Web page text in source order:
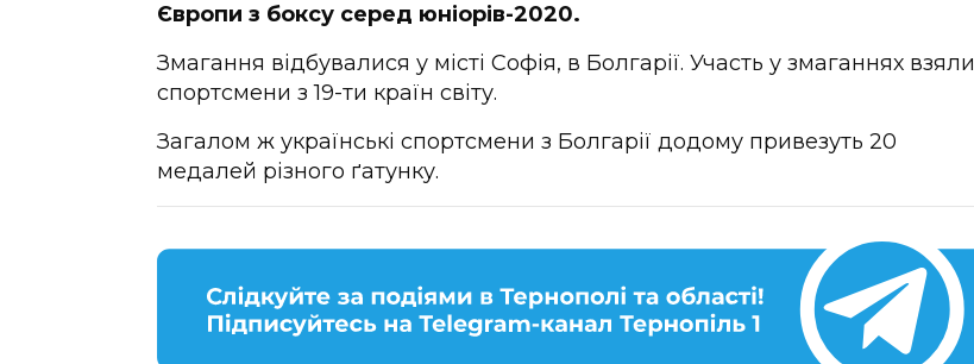
Європи з боксу серед юніорів-2020.
Змагання відбувалися у місті Софія, в Болгарії. Участь у змаганнях взяли
спортсмени з 19-ти країн світу.
Загалом ж українські спортсмени з Болгарії додому привезуть 20
медалей різного ґатунку.